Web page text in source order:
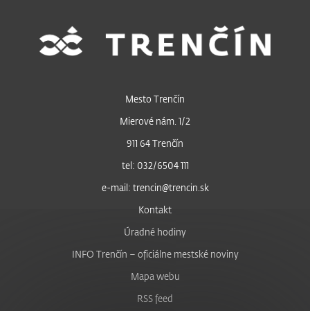
Mesto Trenčín
Mierové nám. 1/2
911 64 Trenčín
tel: 032/6504 111
e-mail: trencin@trencin.sk
Kontakt
Úradné hodiny
INFO Trenčín – oficiálne mestské noviny
Mapa webu
RSS feed